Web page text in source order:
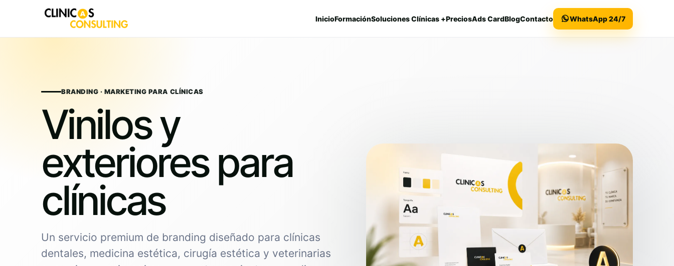
InicioFormaciónSoluciones Clínicas +PreciosAds CardBlogContacto WhatsApp 24/7
BRANDING · MARKETING PARA CLÍNICAS
Vinilos y
exteriores para
clínicas
Un servicio premium de branding diseñado para clínicas
dentales, medicina estética, cirugía estética y veterinarias